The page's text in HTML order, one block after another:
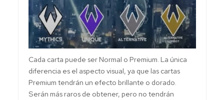
Cada carta puede ser Normal o Premium. La única
diferencia es el aspecto visual, ya que las cartas
Premium tendrán un efecto brillante o dorado.
Serán más raros de obtener, pero no tendrán